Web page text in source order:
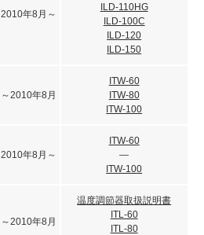
2010年8月～
ILD-110HG
ILD-100C
ILD-120
ILD-150
～2010年8月
ITW-60
ITW-80
ITW-100
2010年8月～
ITW-60
―
ITW-100
～2010年8月
温度調節器取扱説明書
ITL-60
ITL-80